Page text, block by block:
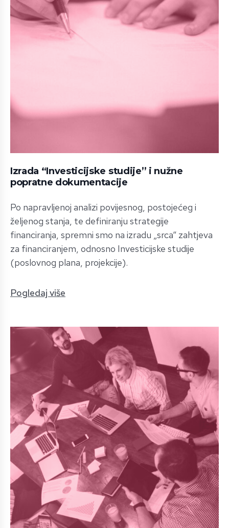
Izrada “Investicijske studije” i nužne
popratne dokumentacije
Po napravljenoj analizi povijesnog, postojećeg i
željenog stanja, te definiranju strategije
financiranja, spremni smo na izradu „srca“ zahtjeva
za financiranjem, odnosno Investicijske studije
(poslovnog plana, projekcije).
Pogledaj više